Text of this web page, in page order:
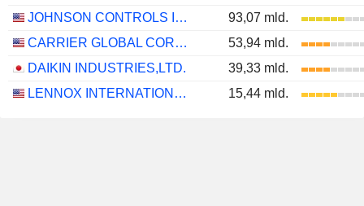
JOHNSON CONTROLS INTERNATIONAL PLC
93,07 mld.
CARRIER GLOBAL CORPORATION
53,94 mld.
DAIKIN INDUSTRIES,LTD.
39,33 mld.
LENNOX INTERNATIONAL INC.
15,44 mld.